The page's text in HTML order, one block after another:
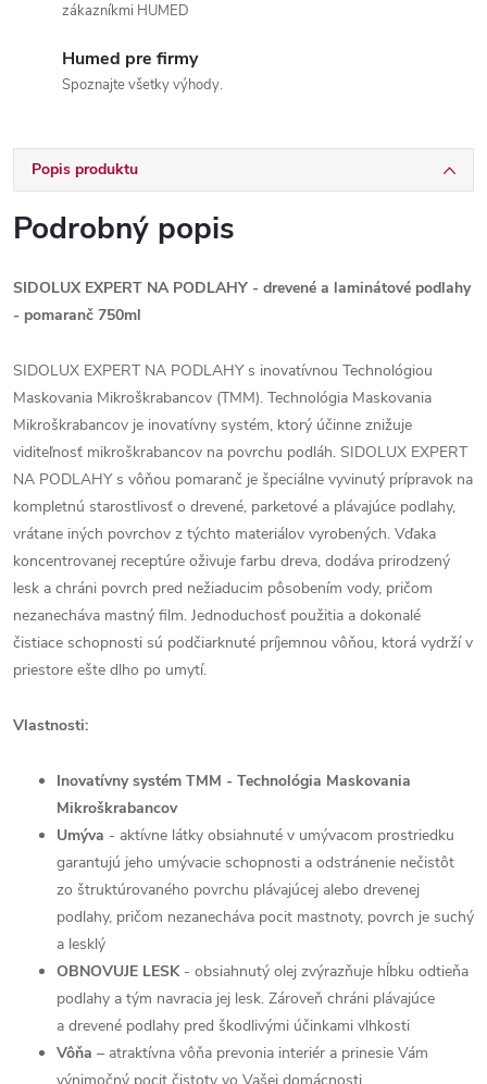
zákazníkmi HUMED
Humed pre firmy
Spoznajte všetky výhody.
Popis produktu
Podrobný popis
SIDOLUX EXPERT NA PODLAHY - drevené a laminátové podlahy
- pomaranč 750ml
SIDOLUX EXPERT NA PODLAHY s inovatívnou Technológiou
Maskovania Mikroškrabancov (TMM). Technológia Maskovania
Mikroškrabancov je inovatívny systém, ktorý účinne znižuje
viditeľnosť mikroškrabancov na povrchu podláh. SIDOLUX EXPERT
NA PODLAHY s vôňou pomaranč je špeciálne vyvinutý prípravok na
kompletnú starostlivosť o drevené, parketové a plávajúce podlahy,
vrátane iných povrchov z týchto materiálov vyrobených. Vďaka
koncentrovanej receptúre oživuje farbu dreva, dodáva prirodzený
lesk a chráni povrch pred nežiaducim pôsobením vody, pričom
nezanecháva mastný film. Jednoduchosť použitia a dokonalé
čistiace schopnosti sú podčiarknuté príjemnou vôňou, ktorá vydrží v
priestore ešte dlho po umytí.
Vlastnosti:
Inovatívny systém TMM - Technológia Maskovania
Mikroškrabancov
Umýva - aktívne látky obsiahnuté v umývacom prostriedku
garantujú jeho umývacie schopnosti a odstránenie nečistôt
zo štruktúrovaného povrchu plávajúcej alebo drevenej
podlahy, pričom nezanecháva pocit mastnoty, povrch je suchý
a lesklý
OBNOVUJE LESK- obsiahnutý olej zvýrazňuje hĺbku odtieňa
podlahy a tým navracia jej lesk. Zároveň chráni plávajúce
a drevené podlahy pred škodlivými účinkami vlhkosti
Vôňa – atraktívna vôňa prevonia interiér a prinesie Vám